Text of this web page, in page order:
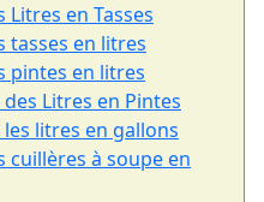
Litres en Tasses
tasses en litres
pintes en litres
Litres en Pintes
litres en gallons
cuillères à soupe en